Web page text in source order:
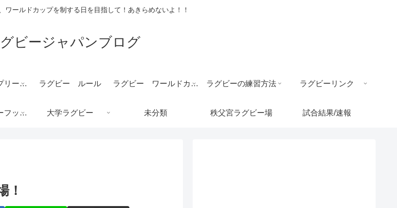
ワールドカップを制する日を目指して！あきらめないよ！！
ビージャパンブログ
ラグビー トップリーグ 結果速報 ラグビー ルール ラグビー ワールドカップ ラグビーの練習方法 ラグビーリンク
全国高校ラグビーフットボール大会/花園 大学ラグビー 未分類 秩父宮ラグビー場 試合結果/速報
！